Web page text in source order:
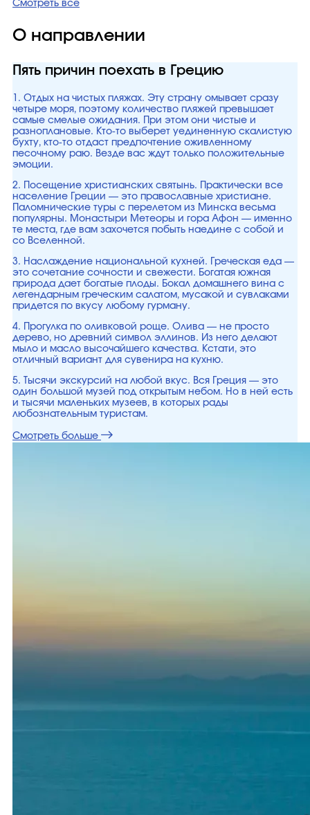
Смотреть все
О направлении
Пять причин поехать в Грецию
1. Отдых на чистых пляжах. Эту страну омывает сразу
четыре моря, поэтому количество пляжей превышает
самые смелые ожидания. При этом они чистые и
разноплановые. Кто-то выберет уединенную скалистую
бухту, кто-то отдаст предпочтение оживленному
песочному раю. Везде вас ждут только положительные
эмоции.
2. Посещение христианских святынь. Практически все
население Греции — это православные христиане.
Паломнические туры с перелетом из Минска весьма
популярны. Монастыри Метеоры и гора Афон — именно
те места, где вам захочется побыть наедине с собой и
со Вселенной.
3. Наслаждение национальной кухней. Греческая еда —
это сочетание сочности и свежести. Богатая южная
природа дает богатые плоды. Бокал домашнего вина с
легендарным греческим салатом, мусакой и сувлаками
придется по вкусу любому гурману.
4. Прогулка по оливковой роще. Олива — не просто
дерево, но древний символ эллинов. Из него делают
мыло и масло высочайшего качества. Кстати, это
отличный вариант для сувенира на кухню.
5. Тысячи экскурсий на любой вкус. Вся Греция — это
один большой музей под открытым небом. Но в ней есть
и тысячи маленьких музеев, в которых рады
любознательным туристам.
Смотреть больше